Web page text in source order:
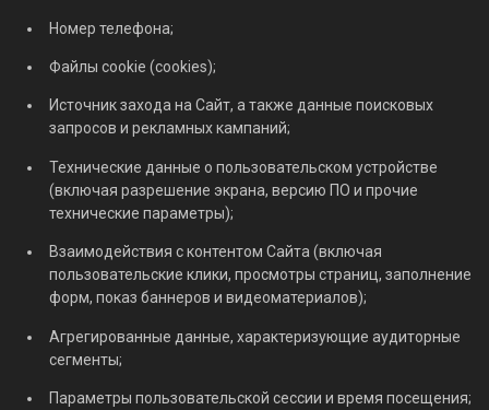
Номер телефона;
Файлы cookie (cookies);
Источник захода на Сайт, а также данные поисковых
запросов и рекламных кампаний;
Технические данные о пользовательском устройстве
(включая разрешение экрана, версию ПО и прочие
технические параметры);
Взаимодействия с контентом Сайта (включая
пользовательские клики, просмотры страниц, заполнение
форм, показ баннеров и видеоматериалов);
Агрегированные данные, характеризующие аудиторные
сегменты;
Параметры пользовательской сессии и время посещения;